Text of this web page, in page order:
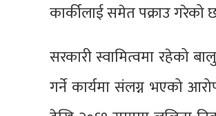
कार्कीलाई समेत पक्राउ गरेको
सरकारी स्वामित्वमा रहेको
गर्ने कार्यमा संलग्न भएको